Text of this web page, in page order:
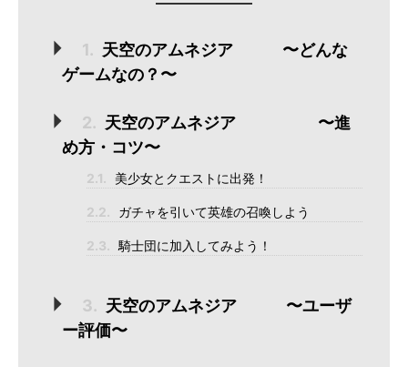
1. 天空のアムネジア 〜どんな
ゲームなの？〜
2. 天空のアムネジア 〜進
め方・コツ〜
2.1. 美少女とクエストに出発！
2.2. ガチャを引いて英雄の召喚しよう
2.3. 騎士団に加入してみよう！
3. 天空のアムネジア 〜ユーザ
ー評価〜